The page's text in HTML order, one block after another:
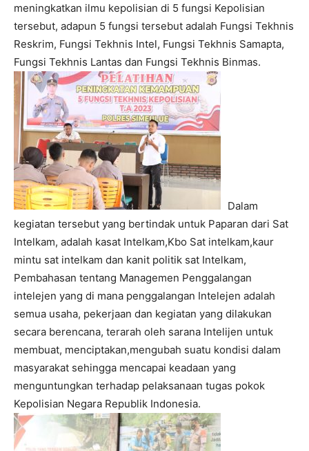
meningkatkan ilmu kepolisian di 5 fungsi Kepolisian
tersebut, adapun 5 fungsi tersebut adalah Fungsi Tekhnis
Reskrim, Fungsi Tekhnis Intel, Fungsi Tekhnis Samapta,
Fungsi Tekhnis Lantas dan Fungsi Tekhnis Binmas.
Dalam
kegiatan tersebut yang bertindak untuk Paparan dari Sat
Intelkam, adalah kasat Intelkam,Kbo Sat intelkam,kaur
mintu sat intelkam dan kanit politik sat Intelkam,
Pembahasan tentang Managemen Penggalangan
intelejen yang di mana penggalangan Intelejen adalah
semua usaha, pekerjaan dan kegiatan yang dilakukan
secara berencana, terarah oleh sarana Intelijen untuk
membuat, menciptakan,mengubah suatu kondisi dalam
masyarakat sehingga mencapai keadaan yang
menguntungkan terhadap pelaksanaan tugas pokok
Kepolisian Negara Republik Indonesia.